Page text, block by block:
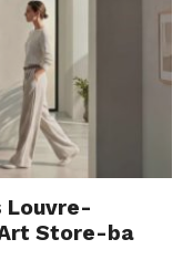
Louvre-
Store-ba